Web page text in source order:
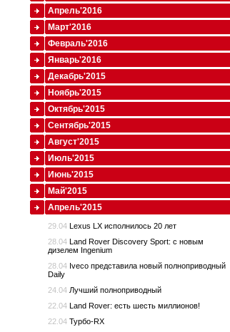
Апрель'2016
Март'2016
Февраль'2016
Январь'2016
Декабрь'2015
Ноябрь'2015
Октябрь'2015
Сентябрь'2015
Август'2015
Июль'2015
Июнь'2015
Май'2015
Апрель'2015
29.04 Lexus LX исполнилось 20 лет
28.04 Land Rover Discovery Sport: с новым
дизелем Ingenium
28.04 Iveco представила новый полноприводный
Daily
24.04 Лучший полноприводный
22.04 Land Rover: есть шесть миллионов!
22.04 Турбо-RX